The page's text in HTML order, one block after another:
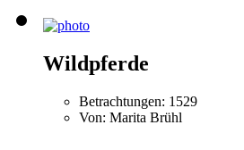
Wildpferde
Betrachtungen: 1529
Von: Marita Brühl